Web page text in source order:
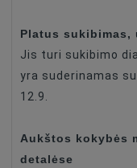
Platus
Jis turi sukibimo
yra suderinamas
12.9.
Aukštos kokybės
detalėse